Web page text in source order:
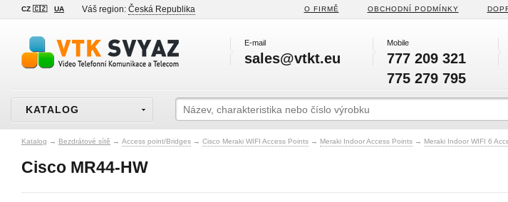
CZ 🇨🇿 UA Váš region: Česká Republika O FIRMĚ OBCHODNÍ PODMÍNKY
E-mail
sales@vtkt.eu
Mobile
777 209 321
775 279 795
KATALOG
Katalog → Bezdrátové sítě → Access point/Bridges → Cisco Meraki WIFI Access Points → Meraki Indoor Access Points → Meraki Indoor WIFI 6
Cisco MR44-HW